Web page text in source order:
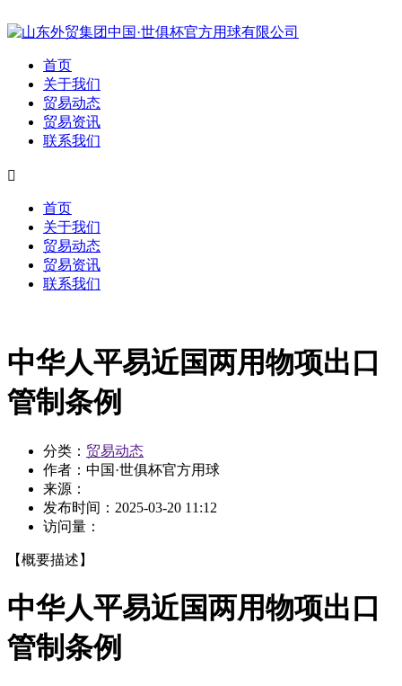
首页
关于我们
贸易动态
贸易资讯
联系我们

首页
关于我们
贸易动态
贸易资讯
联系我们
中华人平易近国两用物项出口
管制条例
分类： 贸易动态
作者： 中国·世俱杯官方用球
来源：
发布时间： 2025-03-20 11:12
访问量：
【概要描述】
中华人平易近国两用物项出口
管制条例